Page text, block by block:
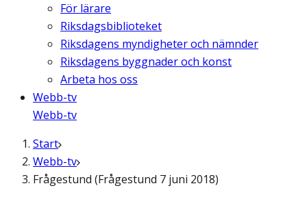
För lärare
Riksdagsbiblioteket
Riksdagens myndigheter och nämnder
Riksdagens byggnader och konst
Arbeta hos oss
Webb-tv
Webb-tv
Start
Webb-tv
Frågestund (Frågestund 7 juni 2018)